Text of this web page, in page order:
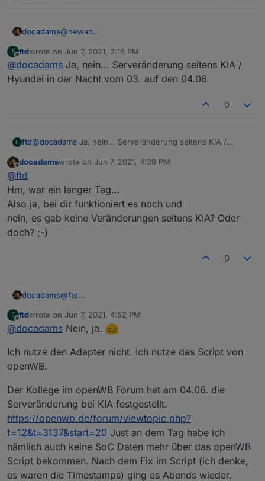
docadams@newan
Konfigurationsseite im Klartext. Auch wenn man die
Seite schließt und wieder öffnet.
Was als Punkte dargestellt wird ist die PIN, die man
Aber eigentlich bin ich wegen was Anderem hier.
Funktioniert das Modul bei euch noch?
Seit dem 3.6.20 werden die Daten nicht mehr
Error
verändert habe und die Handy-App weiterhin
F
Offline
ftdwrote on Jun 7, 2021, 2:16 PM
last edited by
@docadams Ja, nein... Serveränderung seitens KIA /
Hyundai in der Nacht vom 03. auf den 04.06.
0
F ftd@docadams Ja, nein... Serveränderung seitens KIA /
Offline
docadamswrote on Jun 7, 2021, 4:39 PM
last edited by
@ftd
Hm, war ein langer Tag...
Also ja, bei dir funktioniert es noch und
nein, es gab keine Veränderungen seitens KIA? Oder
doch? ;-)
0
docadams@ftd
Also ja, bei dir funktioniert es noch und
nein, es gab keine Veränderungen seitens KIA?
F
Offline
ftdwrote on Jun 7, 2021, 4:52 PM
last edited by
@docadams Nein, ja.
Ich nutze den Adapter nicht. Ich nutze das Script von
openWB.
Der Kollege im openWB Forum hat am 04.06. die
Serveränderung bei KIA festgestellt.
https://openwb.de/forum/viewtopic.php?
f=12&t=3137&start=20 Just an dem Tag habe ich
nämlich auch keine SoC Daten mehr über das openWB
Script bekommen. Nach dem Fix im Script (ich denke,
es waren die Timestamps) ging es Abends wieder.